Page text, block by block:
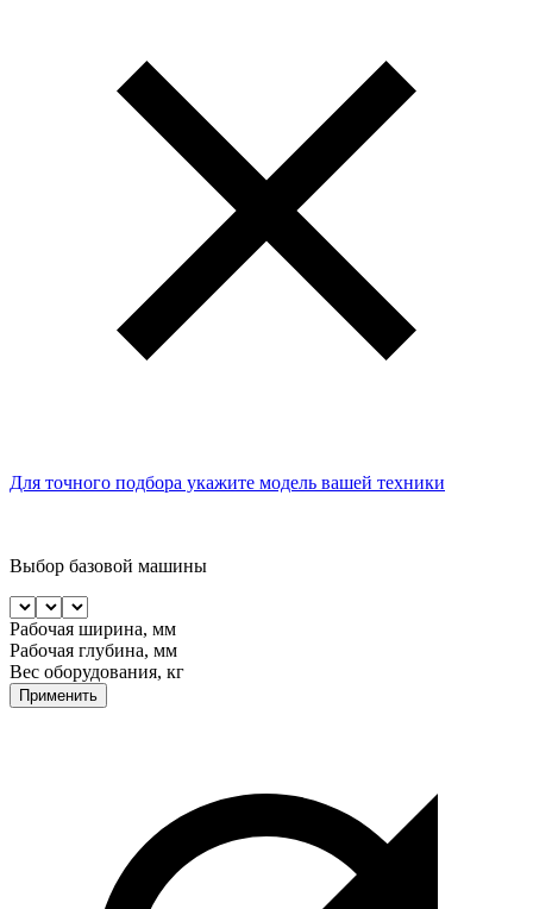
Для точного подбора укажите модель вашей техники
Выбор базовой машины
Рабочая ширина, мм
Рабочая глубина, мм
Вес оборудования, кг